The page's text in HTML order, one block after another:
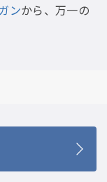
ンから、万一の